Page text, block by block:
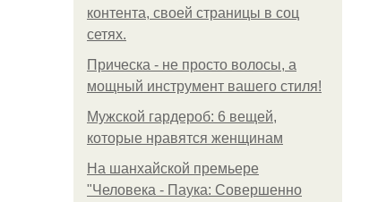
контента, своей страницы в соц
сетях.
Прическа - не просто волосы, а
мощный инструмент вашего стиля!
Мужской гардероб: 6 вещей,
которые нравятся женщинам
На шанхайской премьере
"Человека - Паука: Совершенно